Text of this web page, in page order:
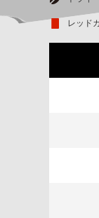
レッド